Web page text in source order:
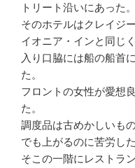
トリート沿いにあった。
そのホテルはクレイジ
イオニア・インと同じ
入り口脇には船の船首
た。
フロントの女性が愛想
た。
調度品は古めかしいも
でも上がるのに苦労した
そこの一階にレストラ